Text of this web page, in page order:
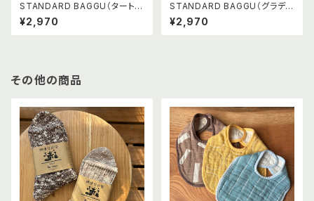
STANDARD BAGGU（タート
ル）
¥2,970
STANDARD BAGGU（グラデ
ーションストライプ オレンジ×パ
ープル）
¥2,970
その他の商品